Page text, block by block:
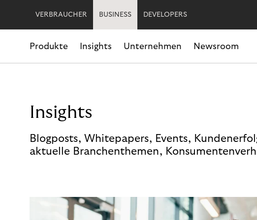
VERBRAUCHER BUSINESS DEVELOPERS
Produkte Insights Unternehmen Newsroom
Insights
Blogposts, Whitepapers, Events,
aktuelle Branchenthemen,